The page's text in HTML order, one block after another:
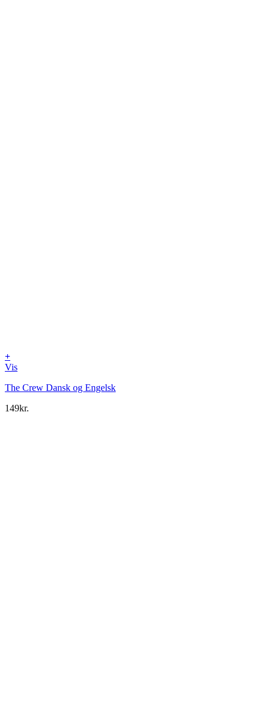
+
Vis
The Crew Dansk og Engelsk
149kr.